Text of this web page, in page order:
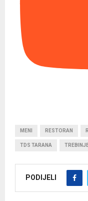
MENI RESTORAN
TDS TARANA
PODIJELI